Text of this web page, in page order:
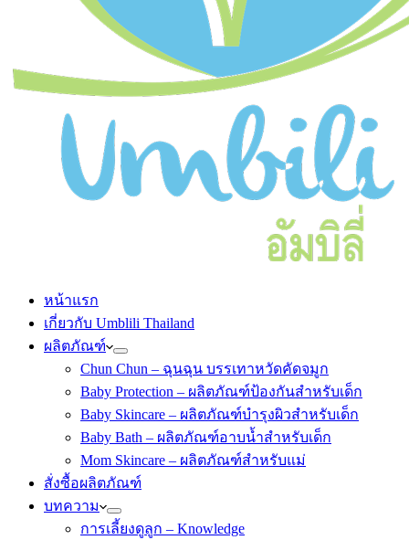
หน้าแรก
เกี่ยวกับ Umblili Thailand
ผลิตภัณฑ์
Chun Chun – ฉุนฉุน บรรเทาหวัดคัดจมูก
Baby Protection – ผลิตภัณฑ์ป้องกันสำหรับเด็ก
Baby Skincare – ผลิตภัณฑ์บำรุงผิวสำหรับเด็ก
Baby Bath – ผลิตภัณฑ์อาบน้ำสำหรับเด็ก
Mom Skincare – ผลิตภัณฑ์สำหรับแม่
สั่งซื้อผลิตภัณฑ์
บทความ
การเลี้ยงดูลูก – Knowledge